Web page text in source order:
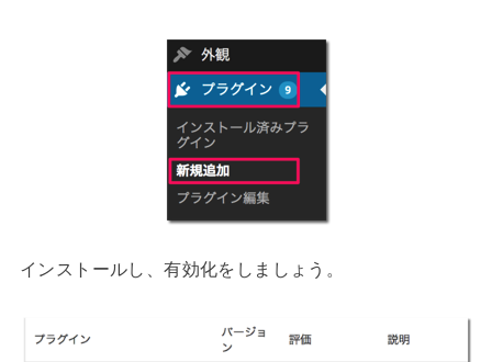
インストールし、有効化をしましょう。